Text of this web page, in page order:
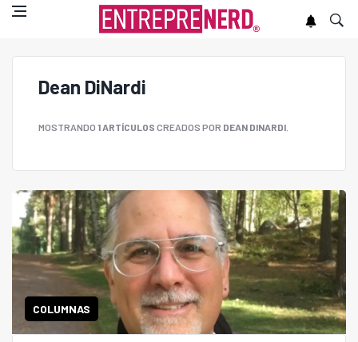
Dean DiNardi
MOSTRANDO 1 ARTÍCULOS CREADOS POR DEAN DINARDI
COLUMNAS